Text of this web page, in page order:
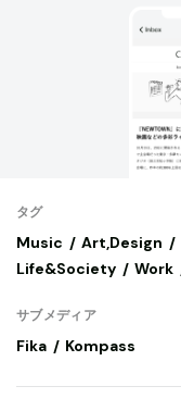
タグ
Music Art,Design
Life&Society
Work
サブメディア
Fika Kompass